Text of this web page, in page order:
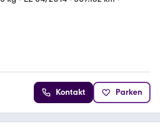
Kontakt Parken